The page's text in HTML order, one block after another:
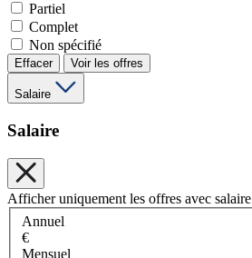
Partiel
Complet
Non spécifié
Effacer Voir les offres
Salaire
Salaire
Afficher uniquement les offres avec salaire
Annuel
€
Mensuel